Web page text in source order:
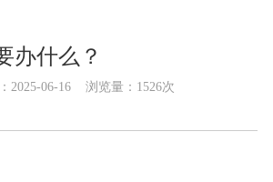
办什么？
2025-06-16 浏览量：1526次